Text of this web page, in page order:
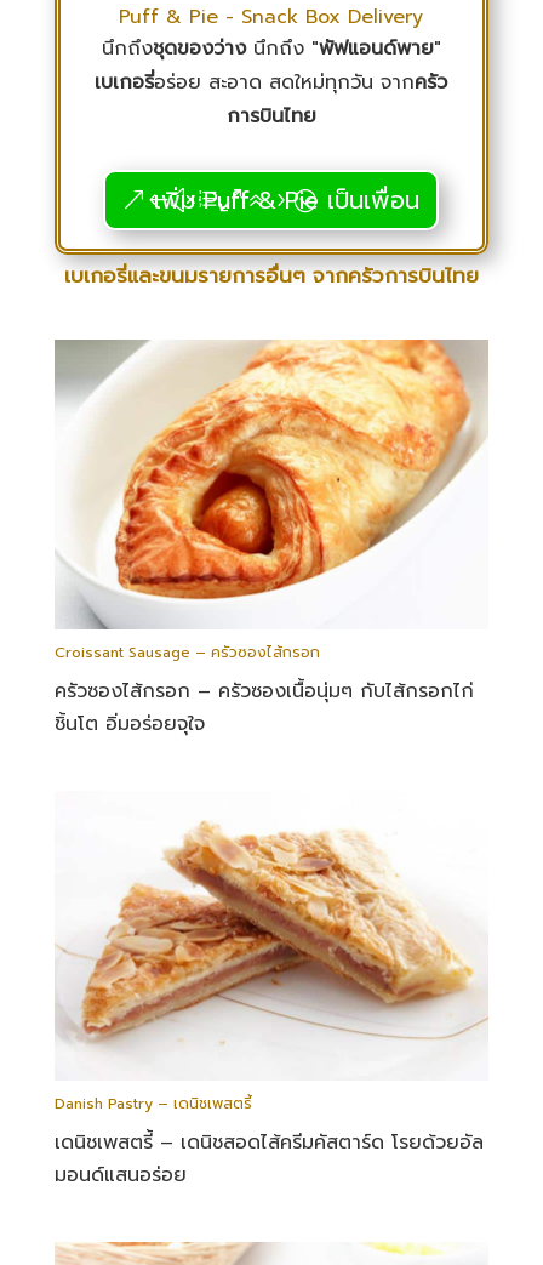
Puff & Pie - Snack Box Delivery
นึกถึงชุดของว่างนึกถึง "พัฟแอนด์พาย"
เบเกอรี่อร่อย สะอาด สดใหม่ทุกวัน จากครัว
การบินไทย
เพิ่ม Puff & Pie เป็นเพื่อน
เบเกอรี่และขนมรายการอื่นๆ จากครัวการบินไทย
Croissant Sausage – ครัวซองไส้กรอก
ครัวซองไส้กรอก – ครัวซองเนื้อนุ่มๆ กับไส้กรอกไก่
ชิ้นโต อิ่มอร่อยจุใจ
Danish Pastry – เดนิชเพสตรี้
เดนิชเพสตรี้ – เดนิชสอดไส้ครีมคัสตาร์ด โรยด้วยอัล
มอนด์แสนอร่อย